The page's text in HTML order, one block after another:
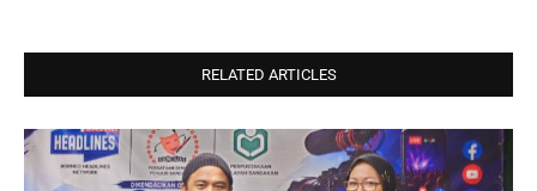
RELATED ARTICLES